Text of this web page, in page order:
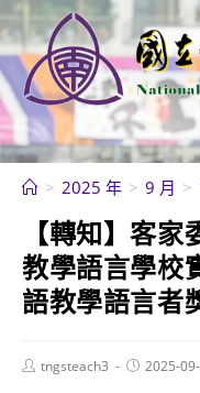
跳
轉
至
主
要
內
> 2025 年 > 9 月 >
【轉知】客
教學語言學校
語教學語言者
Posttngsteach3
Post2025-